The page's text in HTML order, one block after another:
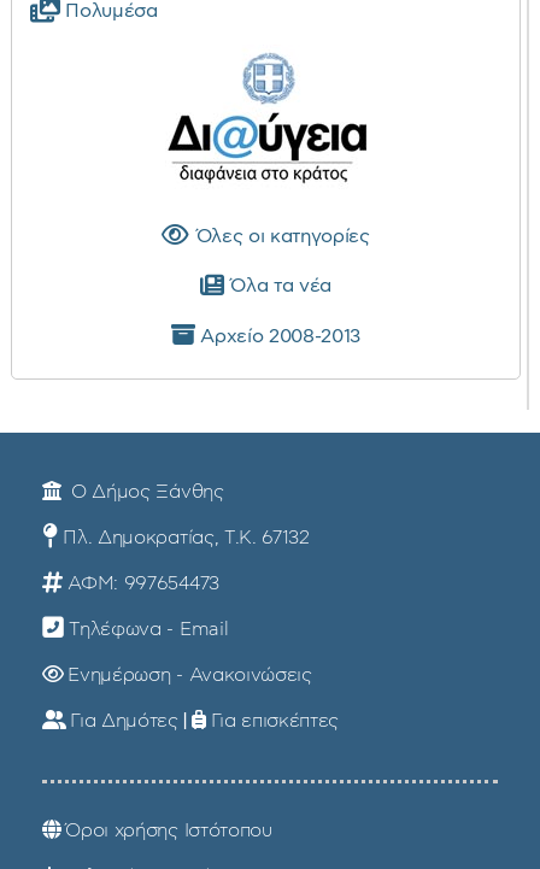
Πολυμέσα
Όλες οι κατηγορίες
Όλα τα νέα
Αρχείο 2008-2013
Ο Δήμος Ξάνθης
Πλ. Δημοκρατίας, Τ.Κ. 67132
ΑΦΜ: 997654473
Τηλέφωνα - Email
Ενημέρωση - Ανακοινώσεις
Για Δημότες | Για επισκέπτες
Όροι χρήσης Ιστότοπου